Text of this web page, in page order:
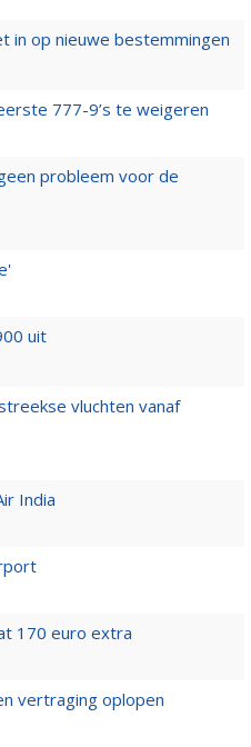
in op nieuwe bestemmingen
777-9’s te weigeren
probleem voor de
uit
vluchten vanaf
India
170 euro extra
vertraging oplopen